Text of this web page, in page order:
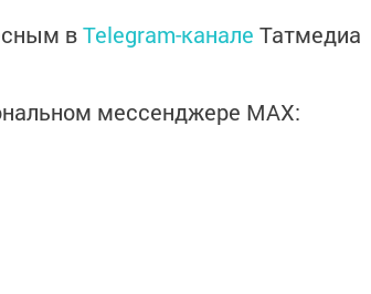
вTelegram-канале Татмедиа
мессенджере MАХ: